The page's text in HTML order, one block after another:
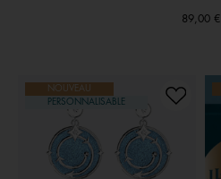
89,00 €
NOUVEAU
PERSONNALISABLE